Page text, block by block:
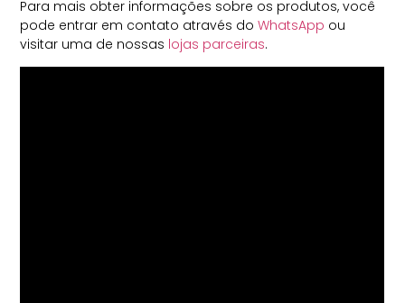
Para mais obter informações sobre os produtos, você
pode entrar em contato através doWhatsApp ou
visitar uma de nossas lojas parceiras.